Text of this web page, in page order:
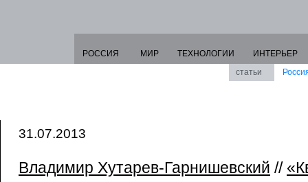
РОССИЯ МИР ТЕХНОЛОГИИ
ИНТЕРЬЕР
статьи
31.07.2013
Владимир Хутарев-Гарнишевский //